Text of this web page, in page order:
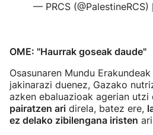
— PRCS (@PalestineRCS)
OME: "Haurrak goseak daude"
Osasunaren Mundu
jakinarazi duenez, Gazako
azken ebaluazioak agerian utzi
pairatzen ari direla, batez ere,
ez delako zibilengana iristen